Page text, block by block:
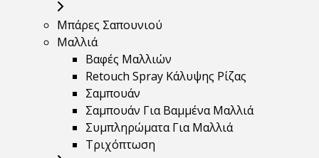
Μπάρες Σαπουνιού
Μαλλιά
Βαφές Μαλλιών
Retouch Spray Κάλυψης Ρίζας
Σαμπουάν
Σαμπουάν Για Βαμμένα Μαλλιά
Συμπληρώματα Για Μαλλιά
Τριχόπτωση